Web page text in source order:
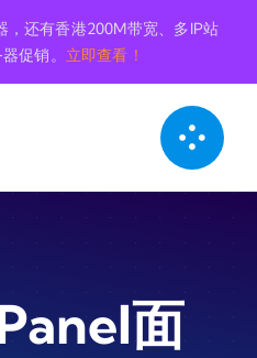
，还有香港200M带宽、多IP站
促销。 立即查看！
面